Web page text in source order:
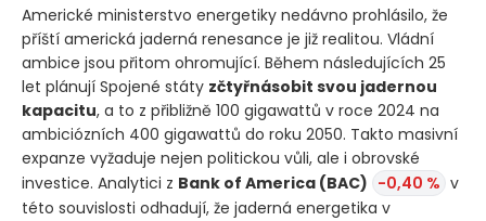
Americké ministerstvo energetiky nedávno prohlásilo, že
příští americká jaderná renesance je již realitou. Vládní
ambice jsou přitom ohromující. Během následujících 25
let plánují Spojené státy zčtyřnásobit svou jadernou
kapacitu, a to z přibližně 100 gigawattů v roce 2024 na
ambiciózních 400 gigawattů do roku 2050. Takto masivní
expanze vyžaduje nejen politickou vůli, ale i obrovské
investice. Analytici z Bank of America (BAC) -0,40 % v
této souvislosti odhadují, že jaderná energetika v